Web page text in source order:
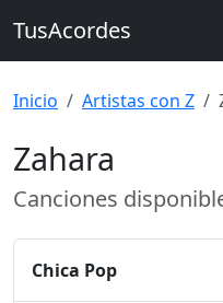
TusAcordes
Inicio Artistas con Z
Zahara
Canciones
Chica Pop